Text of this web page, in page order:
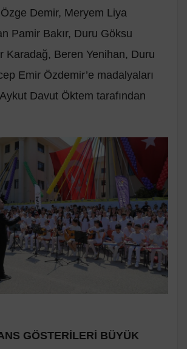
Demir, Meryem Liya
Pamir Bakır, Duru Göksu
Karadağ, Beren Yenihan, Duru
Emir Özdemir’e madalyaları
Davut Öktem tarafından
GÖSTERİLERİ BÜYÜK